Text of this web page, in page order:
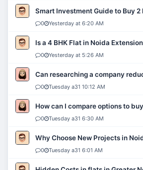
Smart Investment Guide to Buy 2
0 Yesterday at 6:20 AM
Is a 4 BHK Flat in Noida
0 Yesterday at 5:26 AM
Can researching a company
0 Tuesday a31 10:12 AM
How can I compare options to
0 Tuesday a31 6:30 AM
Why Choose New Projects in
0 Tuesday a31 6:01 AM